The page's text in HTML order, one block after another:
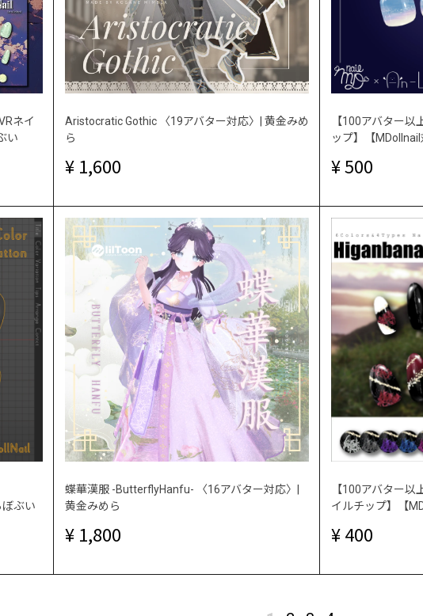
ネイ
い
Aristocratic Gothic 〈19アバター対応〉| 黄金みめ
ら
1,600
【100アバター以
ップ】【
500
ぶい
蝶華漢服 -ButterflyHanfu- 〈16アバター対応〉|
黄金みめら
1,800
【100アバター
イルチップ】【
400